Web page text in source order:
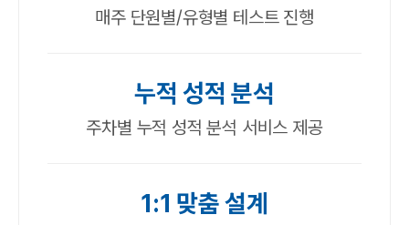
매주 단원별/유형별 테스트 진행
누적 성적 분석
주차별 누적 성적 분석 서비스 제공
1:1 맞춤 설계